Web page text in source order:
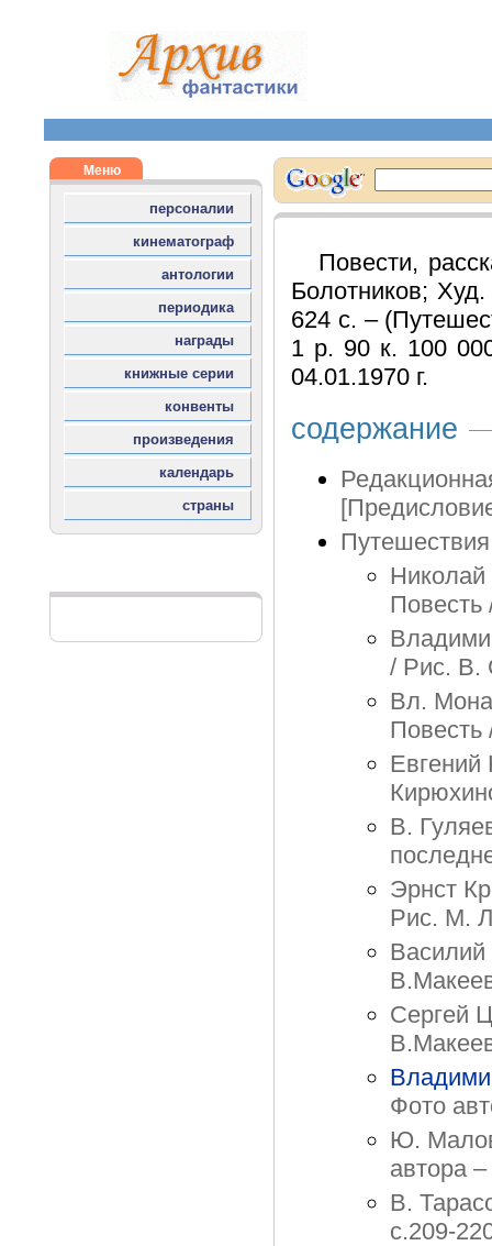
Повести,
Болотников;
624 с. –
1 р. 90 к. 100
04.01.1970 г.
содержание
Николай
Повесть
/ Рис. В.
Вл.
Повесть
Евгений
В.
Эрнст
Рис. М.
Василий
Сергей
Фото
Ю.
автора
В.
с.209-